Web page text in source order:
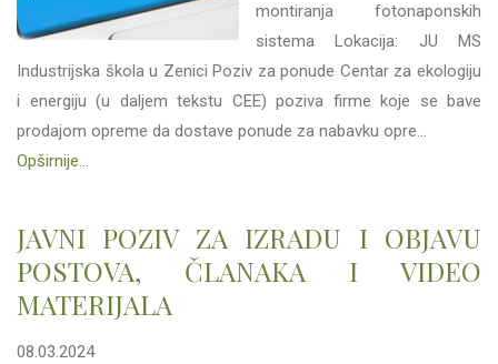
montiranja fotonaponskih
sistema Lokacija: JU MS
Industrijska škola u Zenici Poziv za ponude Centar za ekologiju
i energiju (u daljem tekstu CEE) poziva firme koje se bave
prodajom opreme da dostave ponude za nabavku opre...
Opširnije...
JAVNI POZIV ZA IZRADU I OBJAVU
POSTOVA, ČLANAKA I VIDEO
MATERIJALA
08.03.2024